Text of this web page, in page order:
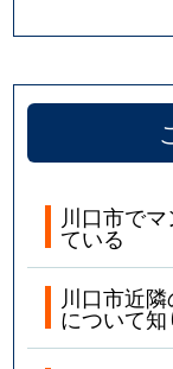
並木
並木
並木
川口市で
ている
川口市近
について